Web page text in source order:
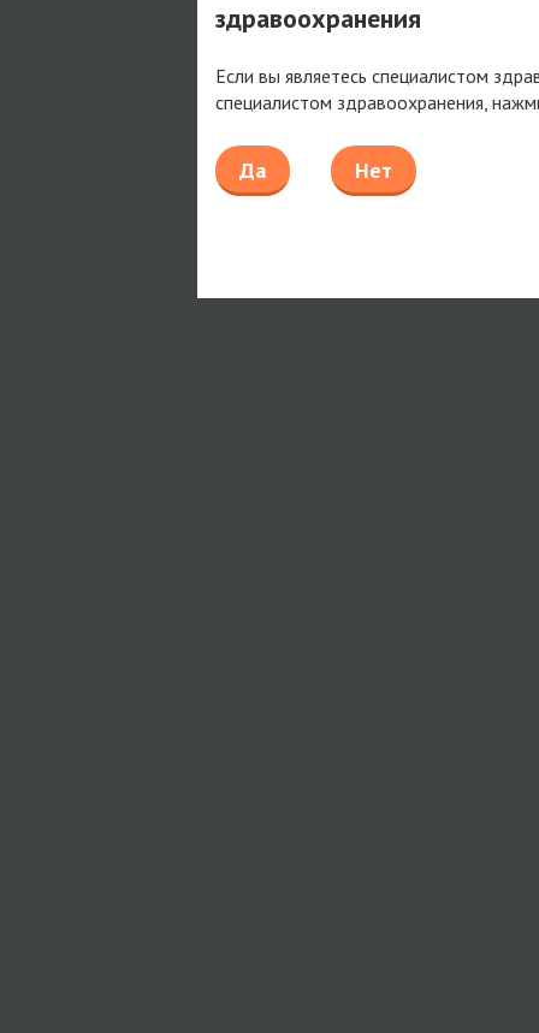
здравоохранения
Если вы являетесь специалистом
специалистом здравоохранения,
Да Нет